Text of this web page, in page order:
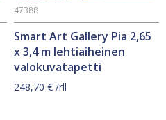
Smart Art Gallery Pia 2,65
x 3,4 m lehtiaiheinen
valokuvatapetti
47388
248,70 € /rll